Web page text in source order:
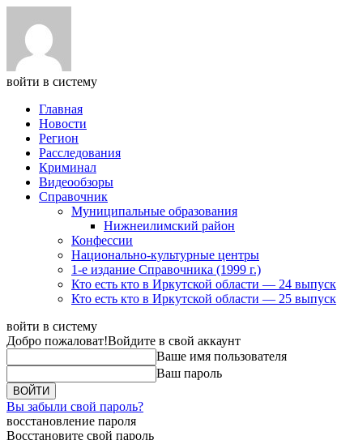
войти в систему
Главная
Новости
Регион
Расследования
Криминал
Видеообзоры
Справочник
Муниципальные образования
Нижнеилимский район
Конфессии
Национально-культурные центры
1-е издание Справочника (1999 г.)
Кто есть кто в Иркутской области — 24 выпуск
Кто есть кто в Иркутской области — 25 выпуск
войти в систему
Добро пожаловат!Войдите в свой аккаунт
Ваше имя пользователя
Ваш пароль
Вы забыли свой пароль?
восстановление пароля
Восстановите свой пароль